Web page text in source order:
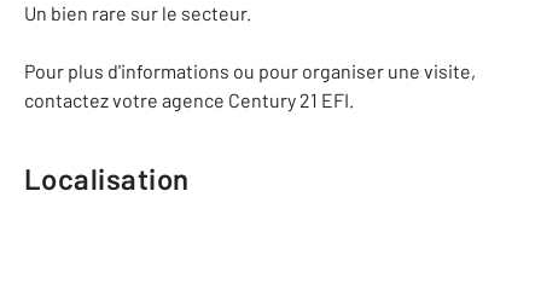
Un bien rare sur le secteur.
Pour plus d'informations ou pour organiser une visite,
contactez votre agence Century 21 EFI.
Localisation